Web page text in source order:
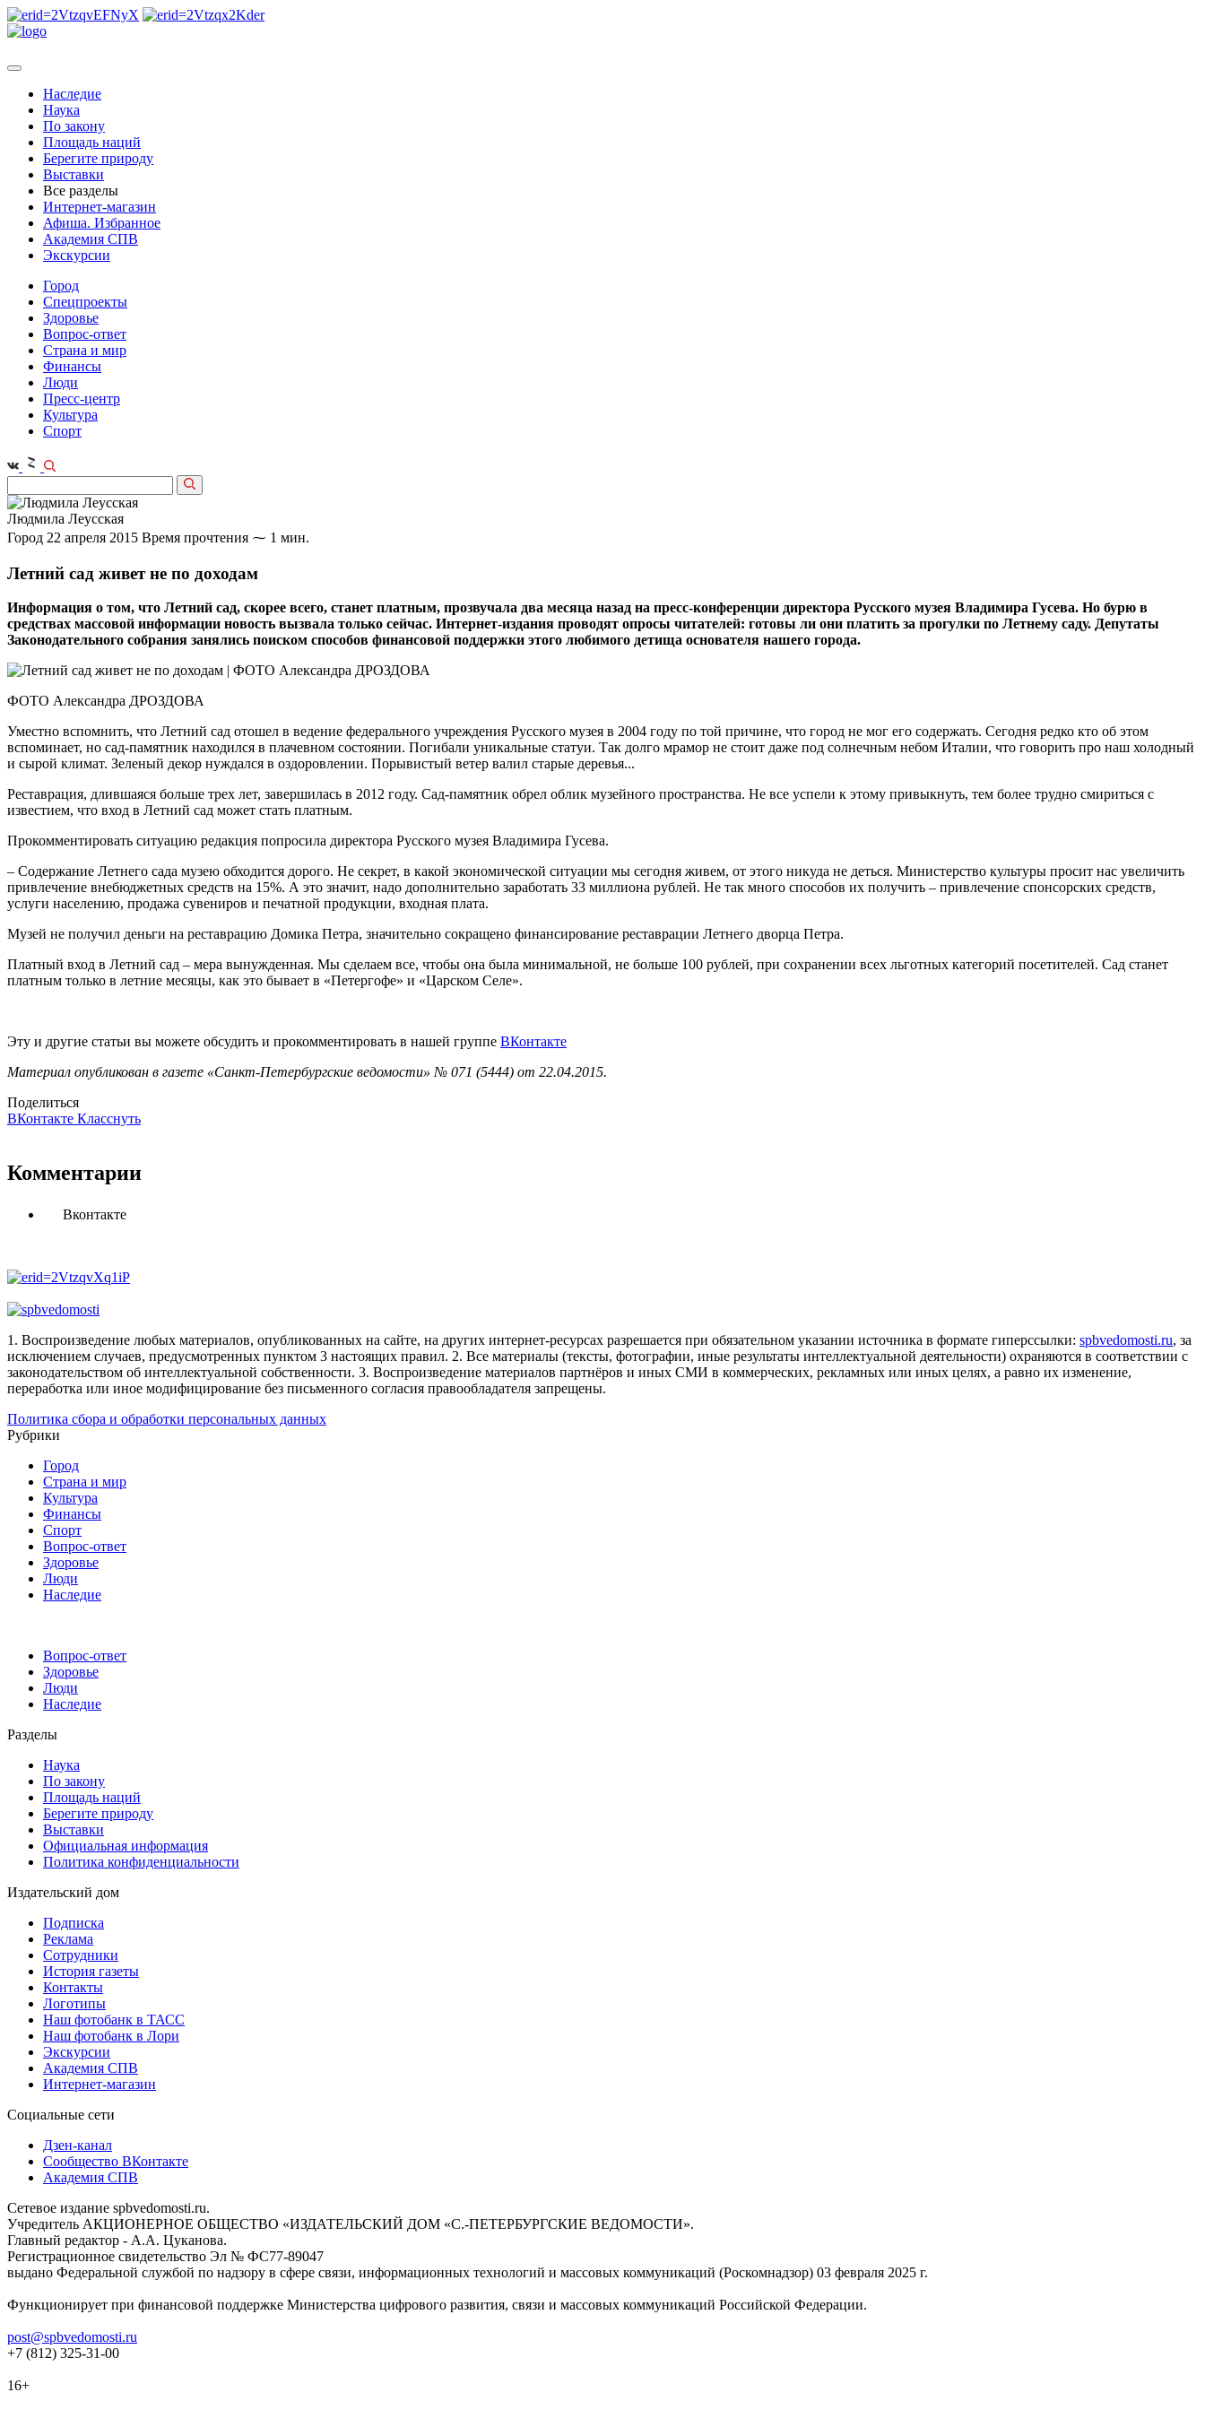
Наследие
Наука
По закону
Площадь наций
Берегите природу
Выставки
Все разделы
Интернет-магазин
Афиша. Избранное
Академия СПВ
Экскурсии
Город
Спецпроекты
Здоровье
Вопрос-ответ
Страна и мир
Финансы
Люди
Пресс-центр
Культура
Спорт
Людмила Леусская
Город 22 апреля 2015 Время прочтения ⁓ 1 мин.
Летний сад живет не по доходам
Информация о том, что Летний сад, скорее всего, станет платным, прозвучала два месяца назад на пресс-конференции директора Русского музея Владимира Гусева. Но бурю в
средствах массовой информации новость вызвала только сейчас. Интернет-издания проводят опросы читателей: готовы ли они платить за прогулки по Летнему саду. Депутаты
Законодательного собрания занялись поиском способов финансовой поддержки этого любимого детища основателя нашего города.
ФОТО Александра ДРОЗДОВА
Уместно вспомнить, что Летний сад отошел в ведение федерального учреждения Русского музея в 2004 году по той причине, что город не мог его содержать. Сегодня редко кто об этом
вспоминает, но сад-памятник находился в плачевном состоянии. Погибали уникальные статуи. Так долго мрамор не стоит даже под солнечным небом Италии, что говорить про наш холодный
и сырой климат. Зеленый декор нуждался в оздоровлении. Порывистый ветер валил старые деревья...
Реставрация, длившаяся больше трех лет, завершилась в 2012 году. Сад-памятник обрел облик музейного пространства. Не все успели к этому привыкнуть, тем более трудно смириться с
известием, что вход в Летний сад может стать платным.
Прокомментировать ситуацию редакция попросила директора Русского музея Владимира Гусева.
– Содержание Летнего сада музею обходится дорого. Не секрет, в какой экономической ситуации мы сегодня живем, от этого никуда не деться. Министерство культуры просит нас увеличить
привлечение внебюджетных средств на 15%. А это значит, надо дополнительно заработать 33 миллиона рублей. Не так много способов их получить – привлечение спонсорских средств,
услуги населению, продажа сувениров и печатной продукции, входная плата.
Музей не получил деньги на реставрацию Домика Петра, значительно сокращено финансирование реставрации Летнего дворца Петра.
Платный вход в Летний сад – мера вынужденная. Мы сделаем все, чтобы она была минимальной, не больше 100 рублей, при сохранении всех льготных категорий посетителей. Сад станет
платным только в летние месяцы, как это бывает в «Петергофе» и «Царском Селе».
Эту и другие статьи вы можете обсудить и прокомментировать в нашей группе ВКонтакте
Материал опубликован в газете «Санкт-Петербургские ведомости» № 071 (5444) от 22.04.2015.
Поделиться
ВКонтакте Класснуть
Комментарии
Вконтакте
1. Воспроизведение любых материалов, опубликованных на сайте, на других интернет-ресурсах разрешается при обязательном указании источника в формате гиперссылки: spbvedomosti.ru, за
исключением случаев, предусмотренных пунктом 3 настоящих правил. 2. Все материалы (тексты, фотографии, иные результаты интеллектуальной деятельности) охраняются в соответствии с
законодательством об интеллектуальной собственности. 3. Воспроизведение материалов партнёров и иных СМИ в коммерческих, рекламных или иных целях, а равно их изменение,
переработка или иное модифицирование без письменного согласия правообладателя запрещены.
Политика сбора и обработки персональных данных
Рубрики
Город
Страна и мир
Культура
Финансы
Спорт
Вопрос-ответ
Здоровье
Люди
Наследие
Вопрос-ответ
Здоровье
Люди
Наследие
Разделы
Наука
По закону
Площадь наций
Берегите природу
Выставки
Официальная информация
Политика конфиденциальности
Издательский дом
Подписка
Реклама
Сотрудники
История газеты
Контакты
Логотипы
Наш фотобанк в ТАСС
Наш фотобанк в Лори
Экскурсии
Академия СПВ
Интернет-магазин
Социальные сети
Дзен-канал
Сообщество ВКонтакте
Академия СПВ
Сетевое издание spbvedomosti.ru.
Учредитель АКЦИОНЕРНОЕ ОБЩЕСТВО «ИЗДАТЕЛЬСКИЙ ДОМ «С.-ПЕТЕРБУРГСКИЕ ВЕДОМОСТИ».
Главный редактор - А.А. Цуканова.
Регистрационное свидетельство Эл № ФС77-89047
выдано Федеральной службой по надзору в сфере связи, информационных технологий и массовых коммуникаций (Роскомнадзор) 03 февраля 2025 г.
Функционирует при финансовой поддержке Министерства цифрового развития, связи и массовых коммуникаций Российской Федерации.
post@spbvedomosti.ru
+7 (812) 325-31-00
16+